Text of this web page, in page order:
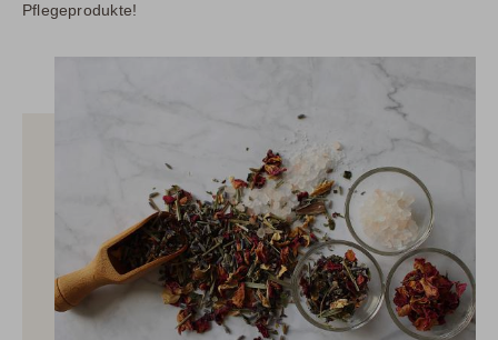
Pflegeprodukte!